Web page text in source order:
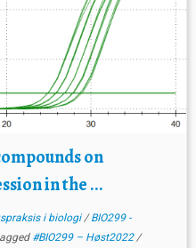
on
in the ...
i biologi/BIO299 -
#BIO299 – Høst2022/